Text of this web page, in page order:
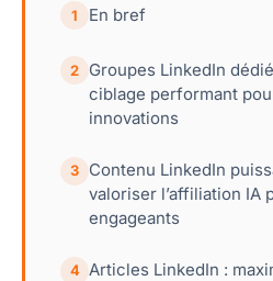
1 En bref
2
Groupes LinkedIn
ciblage performant
innovations
3
Contenu LinkedIn
valoriser l’affiliation IA
engageants
4 Articles LinkedIn :